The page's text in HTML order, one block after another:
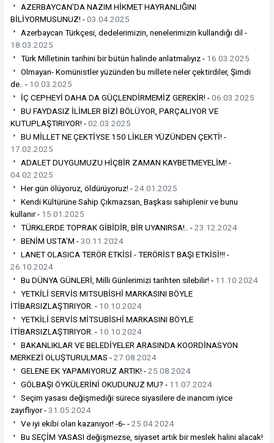
AZERBAYCAN'DA NAZIM HİKMET HAYRANLIĞINI
BİLİYORMUSUNUZ! -03.04.2025
Azerbaycan Türkçesi, dedelerimizin, nenelerimizin kullandığı dil -
18.03.2025
Türk Milletinin tarihini bir bütün halinde anlatmalıyız - 16.03.2025
Olmayan- Komünistler yüzünden bu millete neler çektirdiler, Şimdi
de.. - 10.03.2025
İÇ CEPHEYİ DAHA DA GÜÇLENDİRMEMİZ GEREKİR! -06.03.2025
BU FAYDASIZ İLİMLER BİZİ BÖLÜYOR, PARÇALIYOR VE
KUTUPLAŞTIRIYOR! -02.03.2025
BU MİLLET NE ÇEKTİYSE 150 LİKLER YÜZÜNDEN ÇEKTİ! -
17.02.2025
ADALET DUYGUMUZU HİÇBİR ZAMAN KAYBETMEYELİM! -
04.02.2025
Her gün ölüyoruz, öldürüyoruz! -24.01.2025
Kendi Kültürüne Sahip Çıkmazsan, Başkası sahiplenir ve bunu
kullanır - 15.01.2025
TÜRKLERDE TOPRAK GİBİDİR, BİR UYANIRSA!.. -23.12.2024
BENİM USTA'M -30.11.2024
LANET OLASICA TERÖR ETKİSİ - TERÖRİST BAŞI ETKİSİ!!! -
26.10.2024
Bu DÜNYA GÜNLERİ, Milli Günlerimizi tarihten silebilir! - 11.10.2024
YETKİLİ SERVİS MITSUBİSHİ MARKASINI BÖYLE
İTİBARSIZLAŞTIRIYOR. - 10.10.2024
YETKİLİ SERVİS MİTSUBİSHİ MARKASINI BÖYLE
İTİBARSIZLAŞTIRIYOR. - 10.10.2024
BAKANLIKLAR VE BELEDİYELER ARASINDA KOORDİNASYON
MERKEZİ OLUŞTURULMAS -27.08.2024
GELENE EK YAPAMIYORUZ ARTIK! -25.08.2024
GÖLBAŞI ÖYKÜLERİNİ OKUDUNUZ MU? - 11.07.2024
Seçim yasası değişmediği sürece siyasilere de inancım iyice
zayıflıyor -31.05.2024
Ve iyi ekibi olan kazanıyor! -6- -25.04.2024
Bu SEÇİM YASASI değişmezse, siyaset artık bir meslek halini alacak!